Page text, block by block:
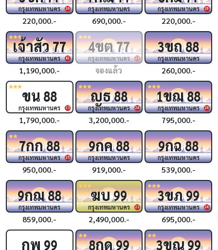
26
กรุงเทพมหานคร
220,000.-
กรุงเทพมหานคร
690,000.-
28
กรุงเทพมหานคร
220,000.-
42
เจ้าสัว77
กรุงเทพมหานคร
1,190,000.-
23
4ขต77
กรุงเทพมหานคร
จองแล้ว
3ขถ88
กรุงเทพมหานคร
260,000.-
23
ขน 88
กรุงเทพมหานคร
1,790,000.-
24
ญธ88
กรุงเทพมหานคร
3,200,000.-
24
1ขฌ88
กรุงเทพมหานคร
795,000.-
25
7กก88
กรุงเทพมหานคร
950,000.-
9กค88
กรุงเทพมหานคร
919,000.-
9กฉ88
กรุงเทพมหานคร
539,000.-
9กฌ88
กรุงเทพมหานคร
859,000.-
23
ฆบ99
กรุงเทพมหานคร
2,490,000.-
24
3ขภ99
กรุงเทพมหานคร
695,000.-
กพ 99 8กด99 3ขณ99